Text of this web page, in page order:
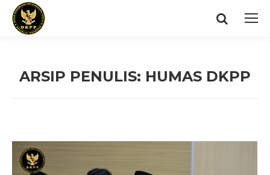
Search:
ARSIP PENULIS: HUMAS DKPP